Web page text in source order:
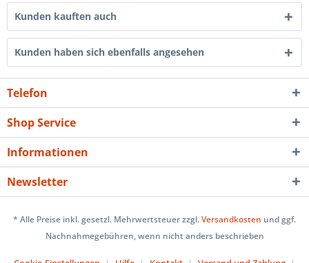
Kunden kauften auch
Kunden haben sich ebenfalls angesehen
Telefon
Shop Service
Informationen
Newsletter
* Alle Preise inkl. gesetzl. Mehrwertsteuer zzgl.Versandkosten und ggf.
Nachnahmegebühren, wenn nicht anders beschrieben